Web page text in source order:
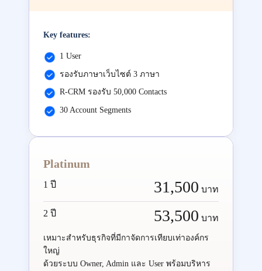
Key features:
1 User
รองรับภาษาเว็บไซต์ 3 ภาษา
R-CRM รองรับ 50,000 Contacts
30 Account Segments
Platinum
1 ปี 31,500 บาท
2 ปี 53,500 บาท
เหมาะสำหรับธุรกิจที่มีกาจัดการเทียบเท่าองค์กร
ใหญ่
ด้วยระบบ Owner, Admin และ User พร้อมบริหาร